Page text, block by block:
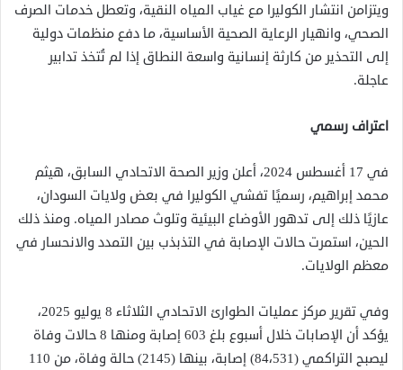
ويتزامن انتشار الكوليرا مع غياب المياه النقية، وتعطل خدمات الصرف
الصحي، وانهيار الرعاية الصحية الأساسية، ما دفع منظمات دولية
إلى التحذير من كارثة إنسانية واسعة النطاق إذا لم تُتخذ تدابير
عاجلة.
اعتراف رسمي
في 17 أغسطس 2024، أعلن وزير الصحة الاتحادي السابق، هيثم
محمد إبراهيم، رسميًا تفشي الكوليرا في بعض ولايات السودان،
عازيًا ذلك إلى تدهور الأوضاع البيئية وتلوث مصادر المياه. ومنذ ذلك
الحين، استمرت حالات الإصابة في التذبذب بين التمدد والانحسار في
معظم الولايات.
وفي تقرير مركز عمليات الطوارئ الاتحادي الثلاثاء 8 يوليو 2025،
يؤكد أن الإصابات خلال أسبوع بلغ 603 إصابة ومنها 8 حالات وفاة
ليصبح التراكمي (84،531) إصابة، بينها (2145) حالة وفاة، من 110